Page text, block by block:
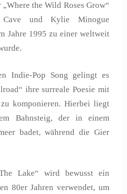
the Wild Roses Grow“
und Kylie Minogue
Jahre 1995 zu einer weltweit
Indie-Pop Song gelingt es
ihre surreale Poesie mit
komponieren. Hierbei liegt
Bahnsteig, der in einem
badet, während die Gier
Lake“ wird bewusst ein
80er Jahren verwendet, um